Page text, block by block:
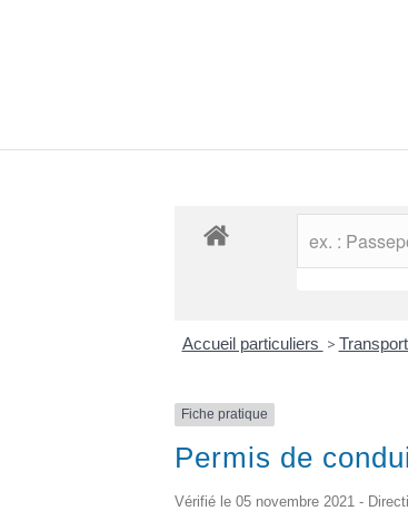
Accueil particuliers >
Fiche pratique
Permis de
Vérifié le 05 novembre 2021 -